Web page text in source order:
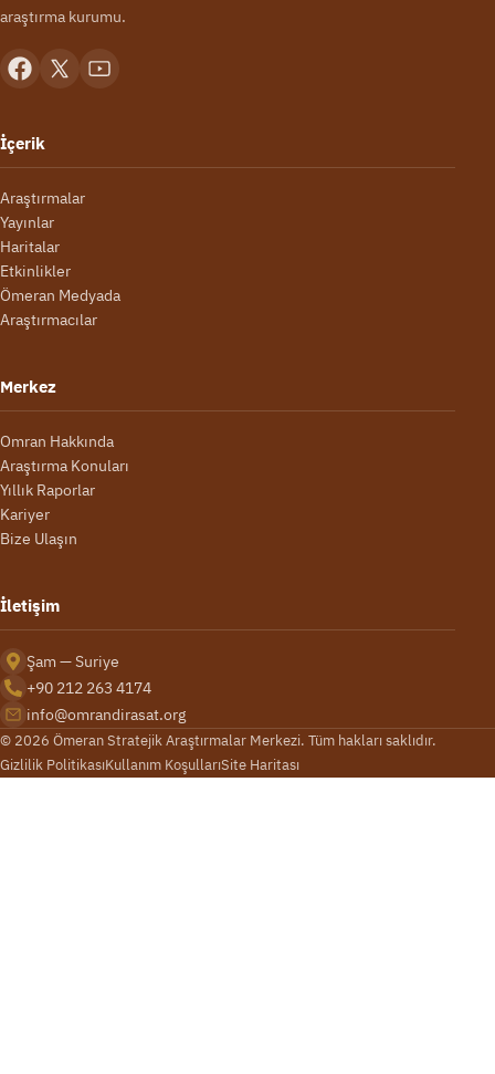
araştırma kurumu.
İçerik
Araştırmalar
Yayınlar
Haritalar
Etkinlikler
Ömeran Medyada
Araştırmacılar
Merkez
Omran Hakkında
Araştırma Konuları
Yıllık Raporlar
Kariyer
Bize Ulaşın
İletişim
Şam — Suriye
+90 212 263 4174
info@omrandirasat.org
© 2026 Ömeran Stratejik Araştırmalar Merkezi. Tüm hakları saklıdır.
Gizlilik PolitikasıKullanım KoşullarıSite Haritası